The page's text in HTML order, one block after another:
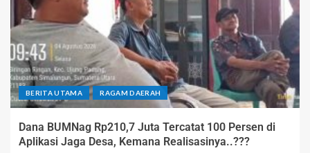
BERITA UTAMA RAGAM DAERAH
Dana BUMNag Rp210,7 Juta Tercatat 100 Persen di
Aplikasi Jaga Desa, Kemana Realisasinya..???